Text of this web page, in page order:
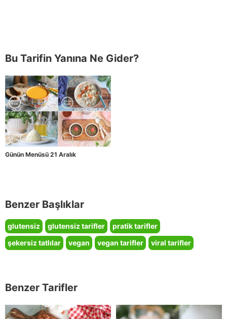
Bu Tarifin Yanına Ne Gider?
Günün Menüsü 21 Aralık
Benzer Başlıklar
glutensiz glutensiz tarifler
pratik tarifler
şekersiz tatlılar
vegan vegan tarifler viral tarifler
Benzer Tarifler